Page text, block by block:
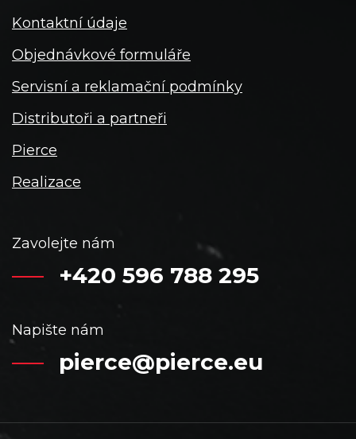
Kontaktní údaje
Objednávkové formuláře
Servisní a reklamační podmínky
Distributoři a partneři
Pierce
Realizace
Zavolejte nám
+420 596 788 295
Napište nám
pierce@pierce.eu